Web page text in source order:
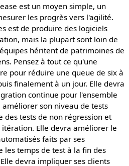
est un moyen simple, un
les progrès vers l'agilité.
est de produire des logiciels
mais la plupart sont loin de
héritent de patrimoines de
Pensez à tout ce qu'une
pour réduire une queue de six à
finalement à un jour. Elle devra
continue pour l'ensemble
son niveau de tests
des tests de non régression et
Elle devra améliorer le
faits par ses
temps de test à la fin des
devra impliquer ses clients